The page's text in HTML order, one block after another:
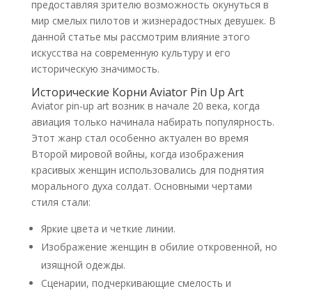
предоставляя зрителю возможность окунуться в
мир смелых пилотов и жизнерадостных девушек. В
данной статье мы рассмотрим влияние этого
искусства на современную культуру и его
историческую значимость.
Исторические Корни Aviator Pin Up Art
Aviator pin-up art возник в начале 20 века, когда
авиация только начинала набирать популярность.
Этот жанр стал особенно актуален во время
Второй мировой войны, когда изображения
красивых женщин использовались для поднятия
морального духа солдат. Основными чертами
стиля стали:
Яркие цвета и четкие линии.
Изображение женщин в обилие откровенной, но
изящной одежды.
Сценарии, подчеркивающие смелость и